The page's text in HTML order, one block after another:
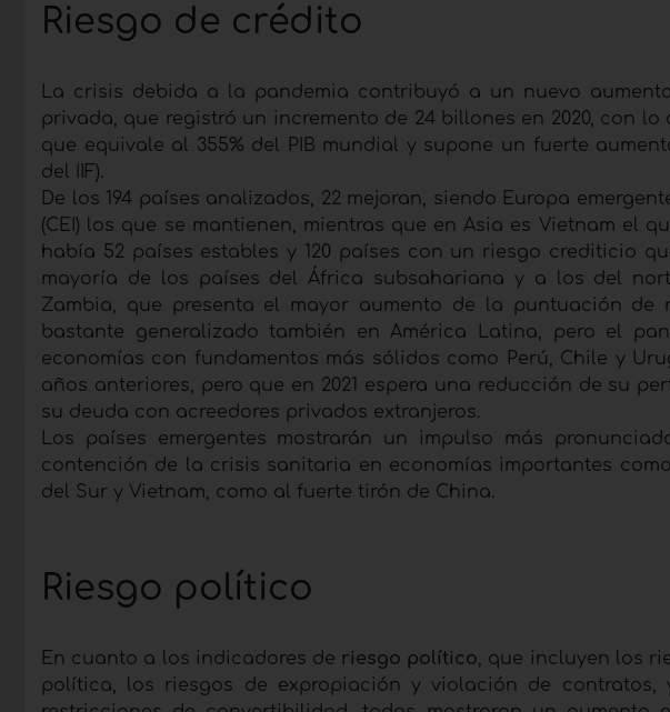
Riesgo de crédito
La crisis debida a la pandemia contribuyó a un nuevo
privada, que registró un incremento de 24 billones en 2020, con
que equivale al 355% del PIB mundial y supone un fuerte
del IIF).
De los 194 países analizados, 22 mejoran, siendo Europa
(CEI) los que se mantienen, mientras que en Asia es Vietnam el
había 52 países estables y 120 países con un riesgo crediticio
mayoría de los países del África subsahariana y a los del
Zambia, que presenta el mayor aumento de la puntuación de
bastante generalizado también en América Latina, pero el
economías con fundamentos más sólidos como Perú, Chile y
años anteriores, pero que en 2021 espera una reducción de su
su deuda con acreedores privados extranjeros.
Los países emergentes mostrarán un impulso más
contención de la crisis sanitaria en economías importantes
del Sur y Vietnam, como al fuerte tirón de China.
Riesgo político
En cuanto a los indicadores de riesgo político , que incluyen los
política, los riesgos de expropiación y violación de